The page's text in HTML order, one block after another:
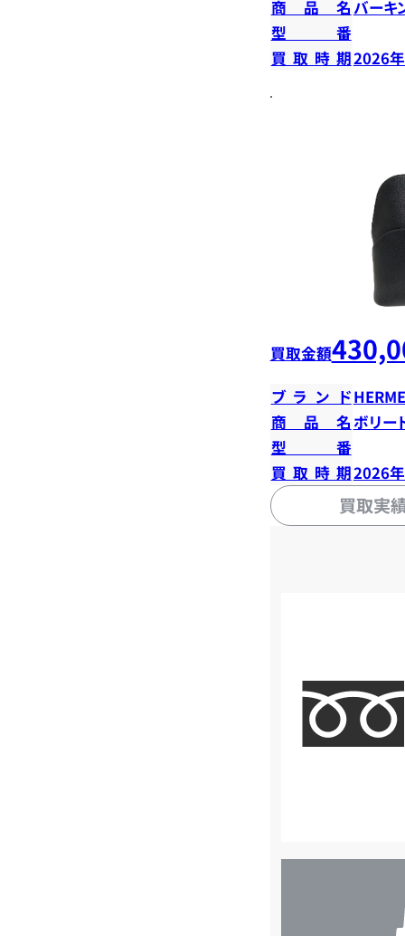
商品名 バーキ
型番
買取時期2026
買取金額
ブランド
商品名ボリー
型番
買取時期2026
買取実